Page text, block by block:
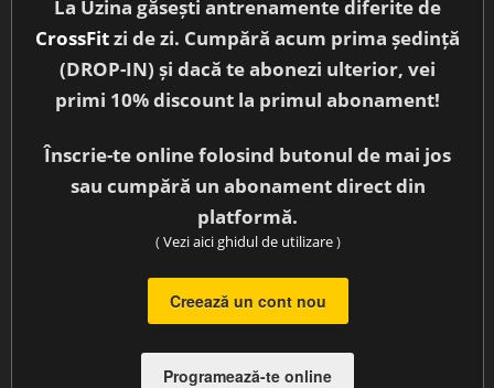
La Uzina găsești antrenamente diferite de
CrossFitzi de zi. Cumpără acum prima ședință
(DROP-IN) și dacă te abonezi ulterior, vei
primi 10% discount la primul abonament!
Înscrie-te online folosind butonul de mai jos
sau cumpără un abonament direct din
platformă.
(Vezi aici ghidul de utilizare)
Creează un cont nou
Programează-te online